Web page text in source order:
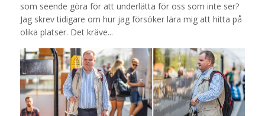
som seende göra för att underlätta för oss som inte ser?
Jag skrev tidigare om hur jag försöker lära mig att hitta på
olika platser. Det kräve...